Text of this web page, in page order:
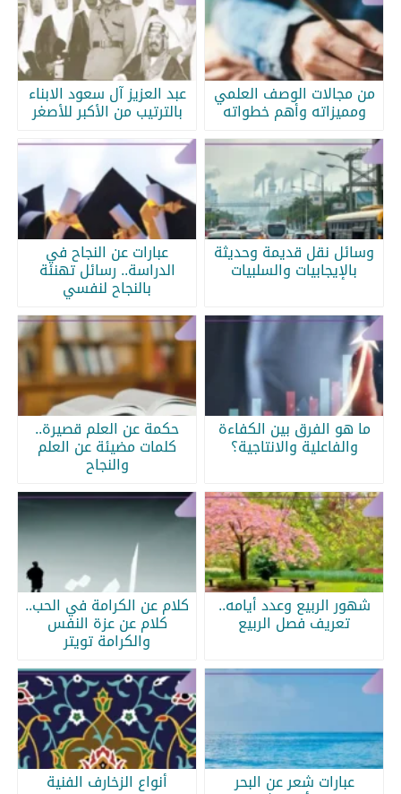
من مجالات الوصف العلمي
ومميزاته وأهم خطواته
عبد العزيز آل سعود الابناء
بالترتيب من الأكبر للأصغر
وسائل نقل قديمة وحديثة
بالإيجابيات والسلبيات
عبارات عن النجاح في
الدراسة.. رسائل تهنئة
بالنجاح لنفسي
ما هو الفرق بين الكفاءة
والفاعلية والانتاجية؟
حكمة عن العلم قصيرة..
كلمات مضيئة عن العلم
والنجاح
شهور الربيع وعدد أيامه..
تعريف فصل الربيع
كلام عن الكرامة في الحب..
كلام عن عزة النفس
والكرامة تويتر
عبارات شعر عن البحر أنواع الزخارف الفنية